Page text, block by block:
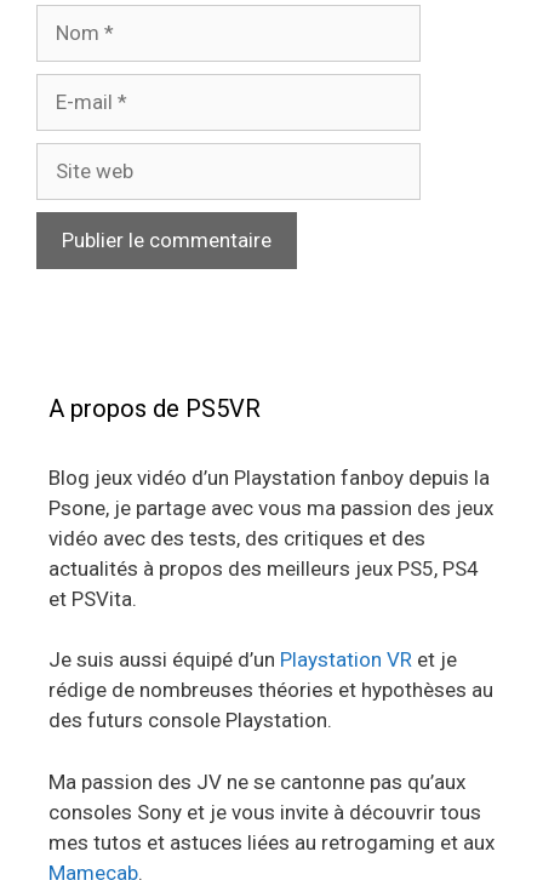
mail
web
A propos de PS5VR
Blog jeux vidéo d’un Playstation fanboy depuis la
Psone, je partage avec vous ma passion des jeux
vidéo avec des tests, des critiques et des
actualités à propos des meilleurs jeux PS5, PS4
et PSVita.
Je suis aussi équipé d’un Playstation VR et je
rédige de nombreuses théories et hypothèses au
des futurs console Playstation.
Ma passion des JV ne se cantonne pas qu’aux
consoles Sony et je vous invite à découvrir tous
mes tutos et astuces liées au retrogaming et aux
Mamecab.